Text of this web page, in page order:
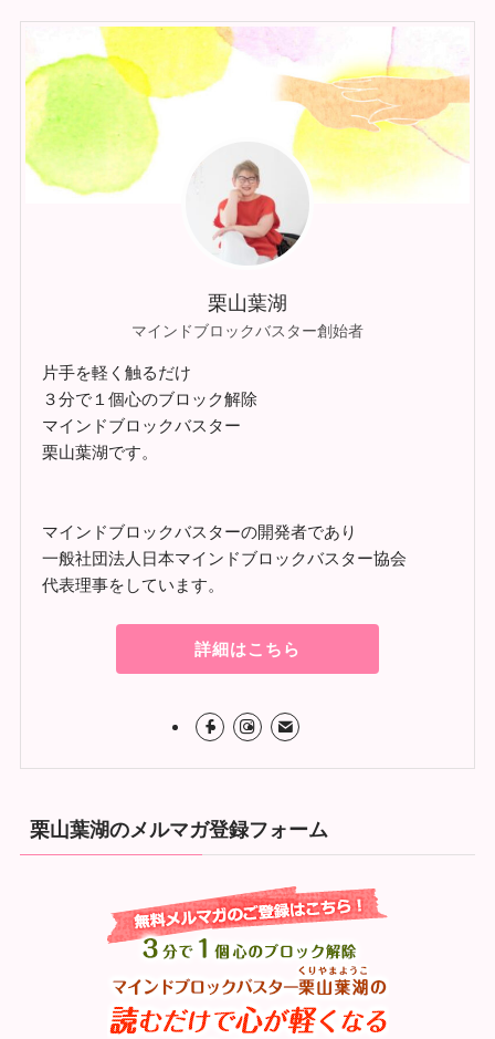
栗山葉湖
マインドブロックバスター創始者
片手を軽く触るだけ
３分で１個心のブロック解除
マインドブロックバスター
栗山葉湖です。
マインドブロックバスターの開発者であり
一般社団法人日本マインドブロックバスター協会
代表理事をしています。
詳細はこちら
栗山葉湖のメルマガ登録フォーム